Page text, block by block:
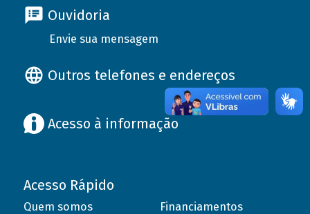
Ouvidoria
Envie sua mensagem
Outros telefones e endereços
Acesso à informação
Acesso Rápido
Quem somos
Financiamentos